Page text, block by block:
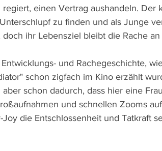
einen Vertrag aushandeln. Der
zu finden und als Junge
ihr Lebensziel bleibt die Rache
und Rachegeschichte,
schon zigfach im Kino erzählt
schon dadurch, dass hier eine
und schnellen Zooms
die Entschlossenheit und Tatkraft